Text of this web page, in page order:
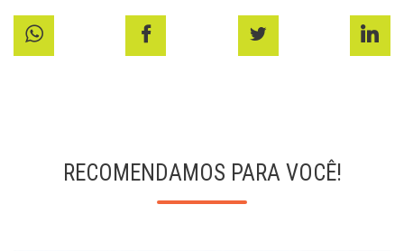
RECOMENDAMOS PARA VOCÊ!